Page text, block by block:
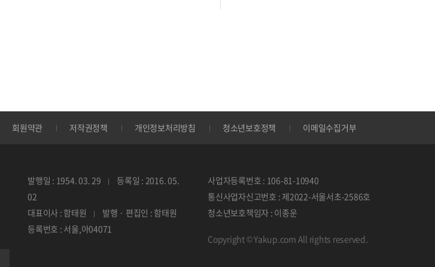
회원약관 저작권정책 개인정보처리방침 청소년보호정책 이메일수집거부
발행일 : 1954. 03. 29
등록일 : 2016. 05.
02
대표이사 : 함태원
발행 · 편집인 : 함태원
등록번호 : 서울,아04071
사업자등록번호 : 106-81-10940
통신사업자신고번호 : 제2022-서울서초-2586호
청소년보호책임자 : 이종운
Copyright © Yakup.com All rights reserved.